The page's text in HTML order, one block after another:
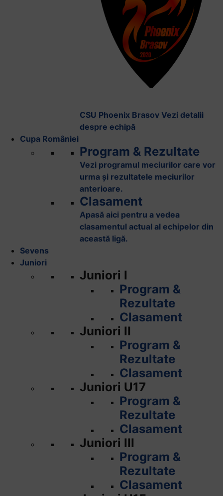
CSU Phoenix Brasov Vezi detalii
despre echipă
Cupa României
Program & Rezultate
Vezi programul meciurilor care vor
urma și rezultatele meciurilor
anterioare.
Clasament
Apasă aici pentru a vedea
clasamentul actual al echipelor din
această ligă.
Sevens
Juniori
Juniori I
Program &
Rezultate
Clasament
Juniori II
Program &
Rezultate
Clasament
Juniori U17
Program &
Rezultate
Clasament
Juniori III
Program &
Rezultate
Clasament